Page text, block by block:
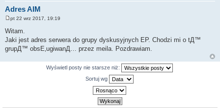
Adres AIM
P
o
s
t
pt 22 wrz 2017, 19:19
Witam.
Jaki jest adres serwera do grupy dyskusyjnych EP. Chodzi mi o tД™
grupД™ obsЕ‚ugiwanД… przez meila. Pozdrawiam.
Wyświetl posty nie starsze niż:
Sortuj wg